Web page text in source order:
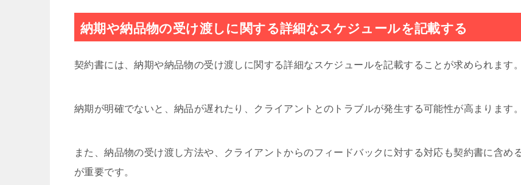
納期や納品物の受け渡しに関する詳細なスケジュールを記載する
契約書には、納期や納品物の受け渡しに関する詳細なスケジュールを記載することが求められます。
納期が明確でないと、納品が遅れたり、クライアントとのトラブルが発生する可能性が高まります。
また、納品物の受け渡し方法や、クライアントからのフィードバックに対する対応も契約書に含め
が重要です。